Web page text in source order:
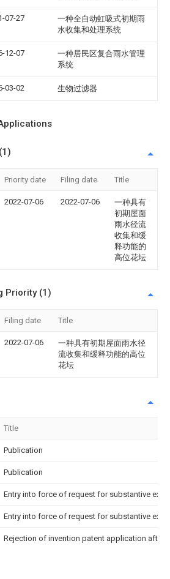
07-27
一种全自动虹吸式初期雨
水收集和处理系统
12-07
一种居民区复合雨水管理
系统
03-02 生物过滤器
Priority date Filing date Title
2022-07-06 2022-07-06
一种具有
初期屋面
雨水径流
收集和缓
释功能的
高位花坛
Priority (1)
Filing date Title
2022-07-06
一种具有初期屋面雨水径
流收集和缓释功能的高位
花坛
Title
Publication
Publication
Entry into force of request for substantive
Entry into force of request for substantive
Rejection of invention patent application after